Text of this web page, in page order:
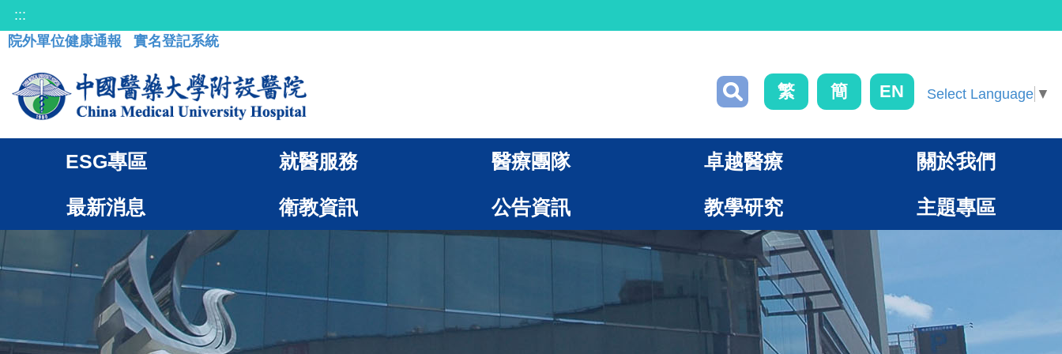
:::
院外單位健康通報
實名登記系統
繁 簡 EN Select Language ▼
ESG專區 就醫服務 醫療團隊 卓越醫療 關於我們
最新消息 衛教資訊 公告資訊 教學研究 主題專區